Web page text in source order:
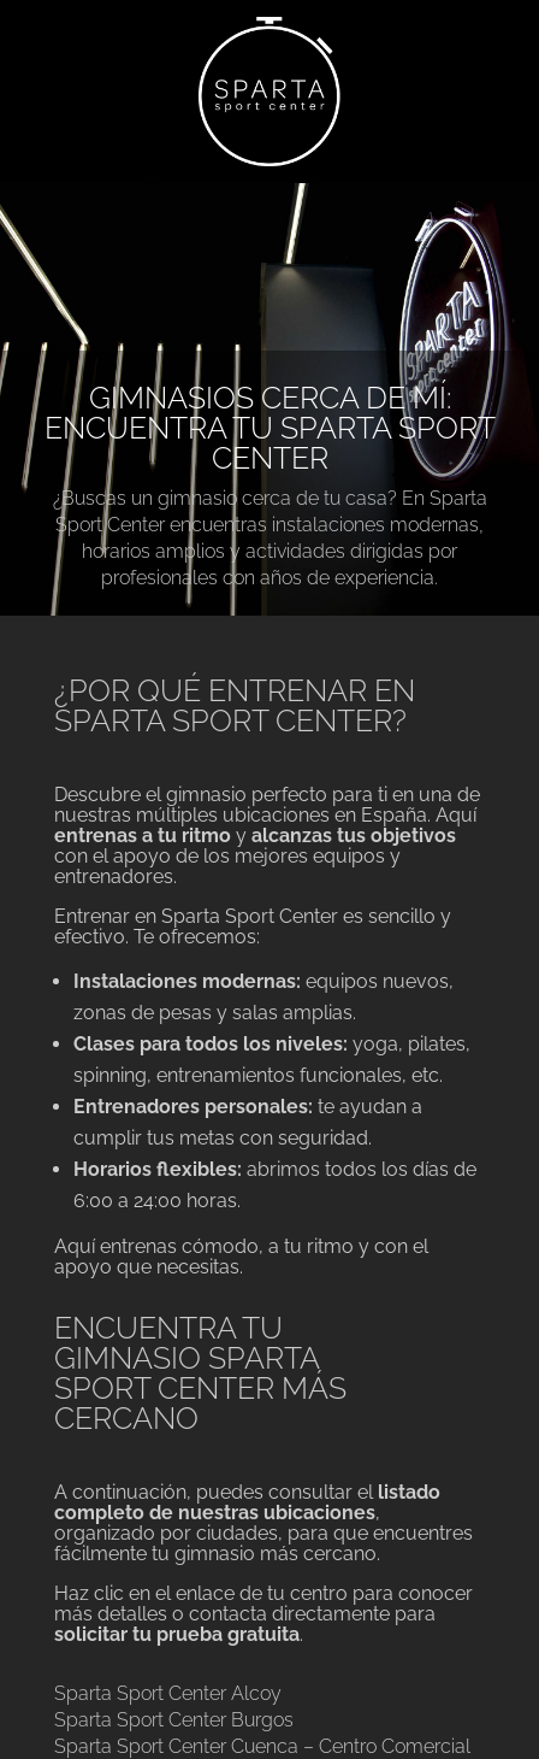
GIMNASIOS CERCA DE MÍ:
ENCUENTRA TU SPARTA SPORT
CENTER
¿Buscas un gimnasio cerca de tu casa? En Sparta
Sport Center encuentras instalaciones modernas,
horarios amplios y actividades dirigidas por
profesionales con años de experiencia.
¿POR QUÉ ENTRENAR EN
SPARTA SPORT CENTER?
Descubre el gimnasio perfecto para ti en una de
nuestras múltiples ubicaciones en España. Aquí
entrenas a tu ritmo y alcanzas tus objetivos
con el apoyo de los mejores equipos y
entrenadores.
Entrenar en Sparta Sport Center es sencillo y
efectivo. Te ofrecemos:
Instalaciones modernas: equipos nuevos,
zonas de pesas y salas amplias.
Clases para todos los niveles: yoga, pilates,
spinning, entrenamientos funcionales, etc.
Entrenadores personales: te ayudan a
cumplir tus metas con seguridad.
Horarios flexibles: abrimos todos los días de
6:00 a 24:00 horas.
Aquí entrenas cómodo, a tu ritmo y con el
apoyo que necesitas.
ENCUENTRA TU
GIMNASIO SPARTA
SPORT CENTER MÁS
CERCANO
A continuación, puedes consultar el listado
completo de nuestras ubicaciones,
organizado por ciudades, para que encuentres
fácilmente tu gimnasio más cercano.
Haz clic en el enlace de tu centro para conocer
más detalles o contacta directamente para
solicitar tu prueba gratuita.
Sparta Sport Center Alcoy
Sparta Sport Center Burgos
Sparta Sport Center Cuenca – Centro Comercial